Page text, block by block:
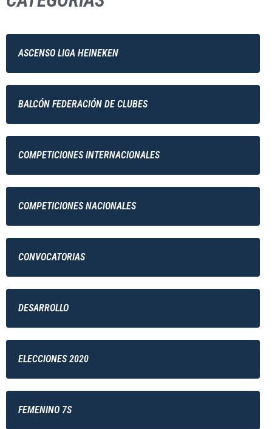
ASCENSO LIGA HEINEKEN
BALCÓN FEDERACIÓN DE CLUBES
COMPETICIONES INTERNACIONALES
COMPETICIONES NACIONALES
CONVOCATORIAS
DESARROLLO
ELECCIONES 2020
FEMENINO 7S